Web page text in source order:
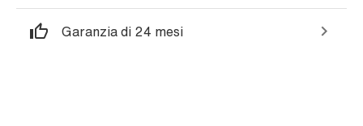
Garanzia di 24 mesi